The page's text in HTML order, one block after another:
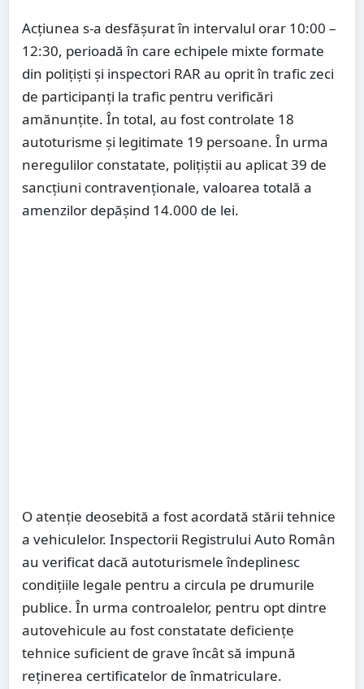
Acțiunea s-a desfășurat în intervalul orar 10:00 –
12:30, perioadă în care echipele mixte formate
din polițiști și inspectori RAR au oprit în trafic zeci
de participanți la trafic pentru verificări
amănunțite. În total, au fost controlate 18
autoturisme și legitimate 19 persoane. În urma
neregulilor constatate, polițiștii au aplicat 39 de
sancțiuni contravenționale, valoarea totală a
amenzilor depășind 14.000 de lei.
O atenție deosebită a fost acordată stării tehnice
a vehiculelor. Inspectorii Registrului Auto Român
au verificat dacă autoturismele îndeplinesc
condițiile legale pentru a circula pe drumurile
publice. În urma controalelor, pentru opt dintre
autovehicule au fost constatate deficiențe
tehnice suficient de grave încât să impună
reținerea certificatelor de înmatriculare.